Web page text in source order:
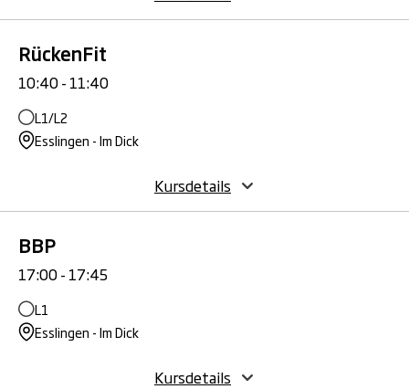
RückenFit
10:40 - 11:40
L1/L2
Esslingen - Im Dick
Kursdetails
BBP
17:00 - 17:45
L1
Esslingen - Im Dick
Kursdetails